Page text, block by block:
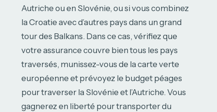
Autriche ou en Slovénie, ou si vous combinez
la Croatie avec d’autres pays dans un grand
tour des Balkans. Dans ce cas, vérifiez que
votre assurance couvre bien tous les pays
traversés, munissez-vous de la carte verte
européenne et prévoyez le budget péages
pour traverser la Slovénie et l’Autriche. Vous
gagnerez en liberté pour transporter du